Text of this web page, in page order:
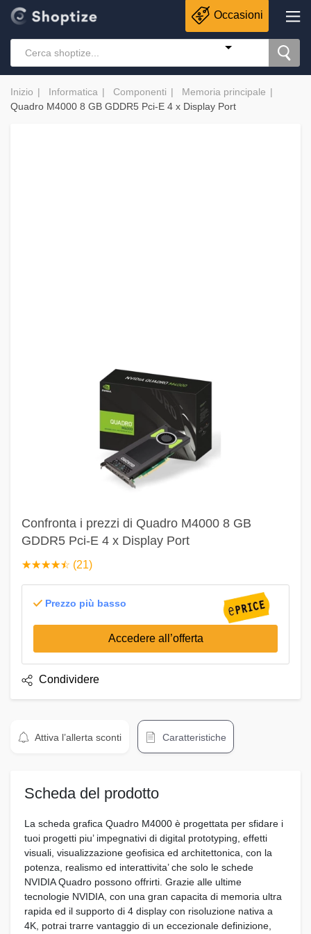
Occasioni
Inizio Informatica Componenti
Memoria principale
Quadro M4000 8 GB GDDR5 Pci-E 4 x Display Port
Confronta i prezzi di Quadro M4000 8 GB
GDDR5 Pci-E 4 x Display Port
☆☆☆☆☆
★★★★★ (21)
Prezzo più basso
Accedere all’offerta
Condividere
Attiva l’allerta sconti Caratteristiche
Scheda del prodotto
La scheda grafica Quadro M4000 è progettata per sfidare i
tuoi progetti piu’ impegnativi di digital prototyping, effetti
visuali, visualizzazione geofisica ed architettonica, con la
potenza, realismo ed interattivita’ che solo le schede
NVIDIA Quadro possono offrirti. Grazie alle ultime
tecnologie NVIDIA, con una gran capacita di memoria ultra
rapida ed il supporto di 4 display con risoluzione nativa a
4K, potrai trarre vantaggio di un eccezionale definizione,